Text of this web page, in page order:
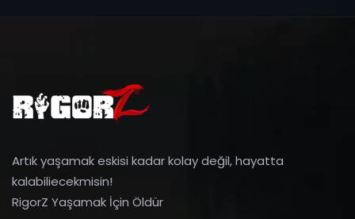
Artık yaşamak eskisi kadar kolay değil, hayatta
kalabiliecekmisin!
RigorZ Yaşamak İçin Öldür